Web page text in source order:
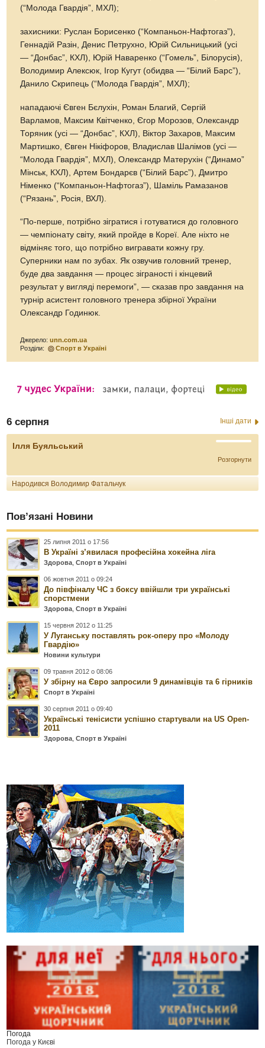
(“Молода Гвардія”, МХЛ);
захисники: Руслан Борисенко (“Компаньон-Нафтогаз”),
Геннадій Разін, Денис Петрухно, Юрій Сильницький (усі
— “Донбас”, КХЛ), Юрій Наваренко (“Гомель”, Білорусія),
Володимир Алексюк, Ігор Кугут (обидва — “Білий Барс”),
Данило Скрипець (“Молода Гвардія”, МХЛ);
нападаючі Євген Бєлухін, Роман Благий, Сергій
Варламов, Максим Квітченко, Єгор Морозов, Олександр
Торяник (усі — “Донбас”, КХЛ), Віктор Захаров, Максим
Мартишко, Євген Нікіфоров, Владислав Шалімов (усі —
“Молода Гвардія”, МХЛ), Олександр Матерухін (“Динамо”
Мінськ, КХЛ), Артем Бондарєв (“Білий Барс”), Дмитро
Німенко (“Компаньон-Нафтогаз”), Шаміль Рамазанов
(“Рязань”, Росія, ВХЛ).
“По-перше, потрібно зігратися і готуватися до головного
— чемпіонату світу, який пройде в Кореї. Але ніхто не
відміняє того, що потрібно вигравати кожну гру.
Суперники нам по зубах. Як озвучив головний тренер,
буде два завдання — процес зіграності і кінцевий
результат у вигляді перемоги”, — сказав про завдання на
турнір асистент головного тренера збірної України
Олександр Годинюк.
Джерело:unn.com.ua
Розділи:
Спорт в Україні
6 серпня Інші дати
Ілля Буяльський
Розгорнути
Народився Володимир Фатальчук
Пов’язані Новини
25 липня 2011 о 17:56
В Україні з’явилася професійна хокейна ліга
Здорова,Спорт в Україні
06 жовтня 2011 о 09:24
До півфіналу ЧС з боксу ввійшли три українські
спорстмени
Здорова,Спорт в Україні
15 червня 2012 о 11:25
У Луганську поставлять рок-оперу про «Молоду
Гвардію»
Новини культури
09 травня 2012 о 08:06
У збірну на Євро запросили 9 динамівців та 6 гірників
Спорт в Україні
30 серпня 2011 о 09:40
Українські тенісисти успішно стартували на US Open-
2011
Здорова,Спорт в Україні
Погода
Погода у Києві